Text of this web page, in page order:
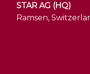
STAR AG (HQ)
Ramsen,